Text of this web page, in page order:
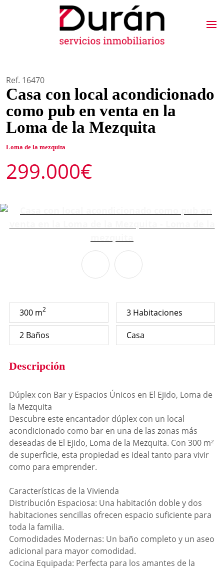
Ref. 16470
Casa con local acondicionado
como pub en venta en la
Loma de la Mezquita
Loma de la mezquita
299.000€
300 m2 3 Habitaciones
2 Baños Casa
Descripción
Dúplex con Bar y Espacios Únicos en El Ejido, Loma de
la Mezquita
Descubre este encantador dúplex con un local
acondicionado como bar en una de las zonas más
deseadas de El Ejido, Loma de la Mezquita. Con 300 m²
de superficie, esta propiedad es ideal tanto para vivir
como para emprender.
Características de la Vivienda
Distribución Espaciosa: Una habitación doble y dos
habitaciones sencillas ofrecen espacio suficiente para
toda la familia.
Comodidades Modernas: Un baño completo y un aseo
adicional para mayor comodidad.
Cocina Equipada: Perfecta para los amantes de la